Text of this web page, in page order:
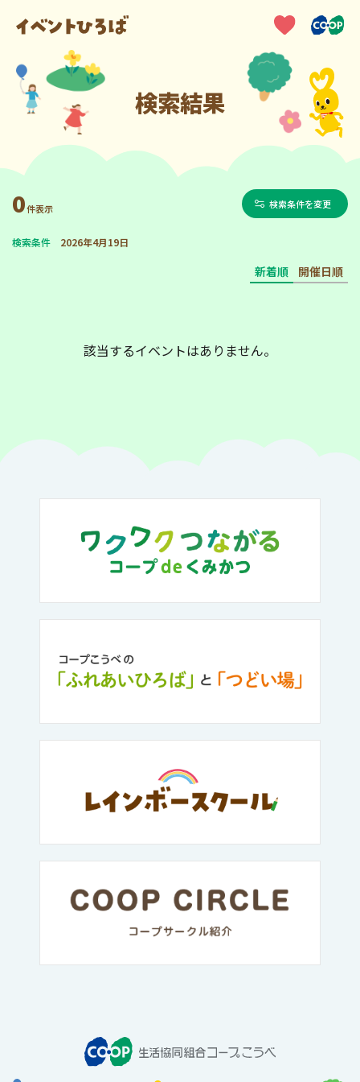
検索結果
0件表示 検索条件を変更
検索条件 2026年4月19日
新着順 開催日順
該当するイベントはありません。